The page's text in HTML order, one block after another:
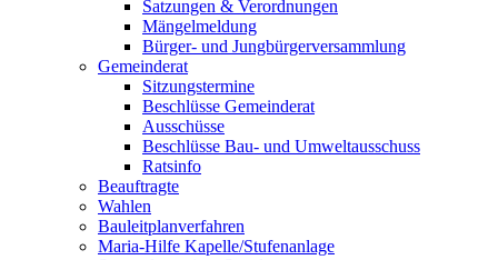
Satzungen & Verordnungen
Mängelmeldung
Bürger- und Jungbürgerversammlung
Gemeinderat
Sitzungstermine
Beschlüsse Gemeinderat
Ausschüsse
Beschlüsse Bau- und Umweltausschuss
Ratsinfo
Beauftragte
Wahlen
Bauleitplanverfahren
Maria-Hilfe Kapelle/Stufenanlage